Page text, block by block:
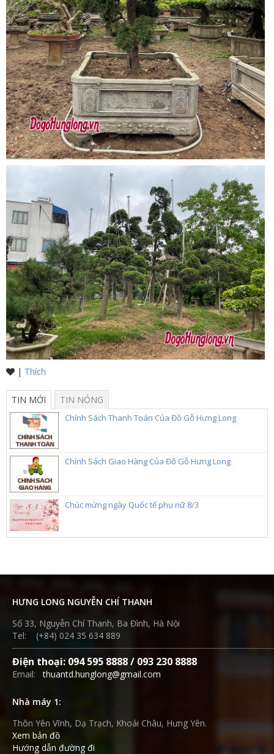
| Thích
TIN MỚI TIN NÓNG
Chính Sách Thanh Toán Của Đồ Gỗ Hưng Long
Chính Sách Giao Hàng Của Đồ Gỗ Hưng Long
Chúc mừng ngày Quốc tế phụ nữ 8/3
HƯNG LONG NGUYỄN CHÍ THANH
Số 33, Nguyễn Chí Thanh, Ba Đình, Hà Nội
Tel: (+84) 024 35 634 889
Điện thoại: 094 595 8888 / 093 230 8888
Email:thuantd.hunglong@gmail.com
Nhà máy 1:
Thôn Yên Vĩnh, Dạ Trạch, Khoái Châu, Hưng Yên.
Xem bản đồ
Hướng dẫn đường đi